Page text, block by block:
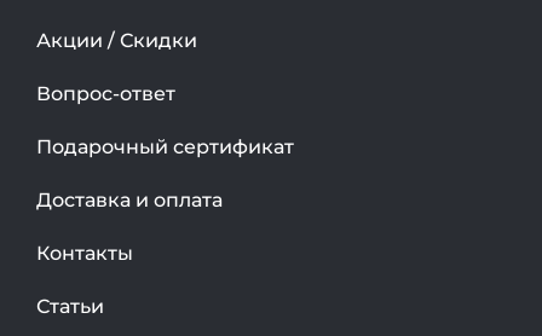
Акции / Скидки
Вопрос-ответ
Подарочный сертификат
Доставка и оплата
Контакты
Статьи